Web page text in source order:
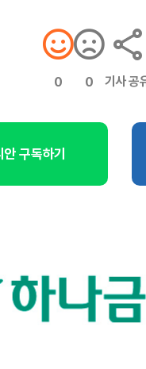
0 0 기사 공
구독하기